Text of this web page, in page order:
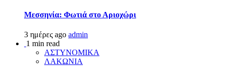
Μεσσηνία: Φωτιά στο Αριοχώρι
3 ημέρες ago admin
1 min read
ΑΣΤΥΝΟΜΙΚΑ
ΛΑΚΩΝΙΑ